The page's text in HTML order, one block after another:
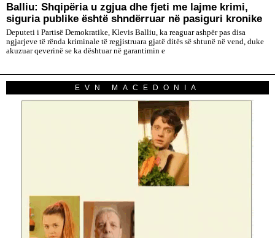
Balliu: Shqipëria u zgjua dhe fjeti me lajme krimi,
siguria publike është shndërruar në pasiguri kronike
Deputeti i Partisë Demokratike, Klevis Balliu, ka reaguar ashpër pas disa
ngjarjeve të rënda kriminale të regjistruara gjatë ditës së shtunë në vend, duke
akuzuar qeverinë se ka dështuar në garantimin e
EVN MACEDONIA